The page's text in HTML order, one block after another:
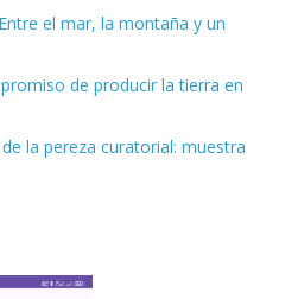
Entre el mar, la montaña y un
de producir la tierra en
la pereza curatorial: muestra